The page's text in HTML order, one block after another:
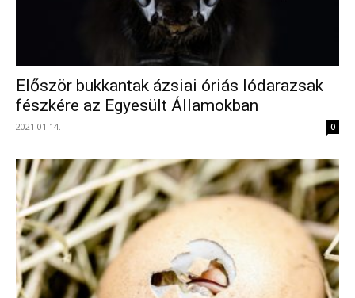
Először bukkantak ázsiai óriás lódarazsak
fészkére az Egyesült Államokban
2021.01.14. 0